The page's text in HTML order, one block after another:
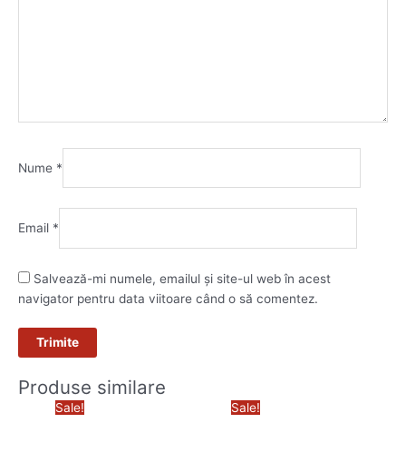
Nume *
Email *
Salvează-mi numele, emailul și site-ul web în acest
navigator pentru data viitoare când o să comentez.
Produse similare
Sale! Sale!